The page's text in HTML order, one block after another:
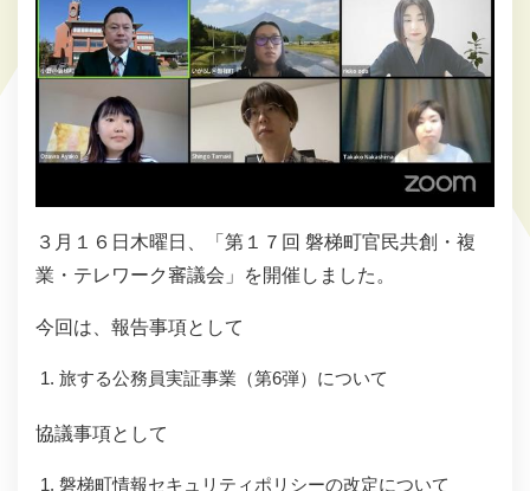
３月１６日木曜日、「第１７回 磐梯町官民共創・複
業・テレワーク審議会」を開催しました。
今回は、報告事項として
旅する公務員実証事業（第6弾）について
協議事項として
磐梯町情報セキュリティポリシーの改定について